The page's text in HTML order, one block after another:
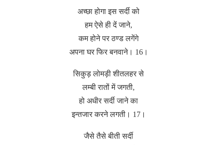
अच्छा होगा इस सर्दी को
हम ऐसे ही दें जाने,
कम होने पर ठण्ड लगेंगे
अपना घर फिर बनवाने। 16।
सिकुड़ लोमड़ी शीतलहर से
लम्बी रातों में जगती,
हो अधीर सर्दी जाने का
इन्तजार करने लगती। 17।
जैसे तैसे बीती सर्दी